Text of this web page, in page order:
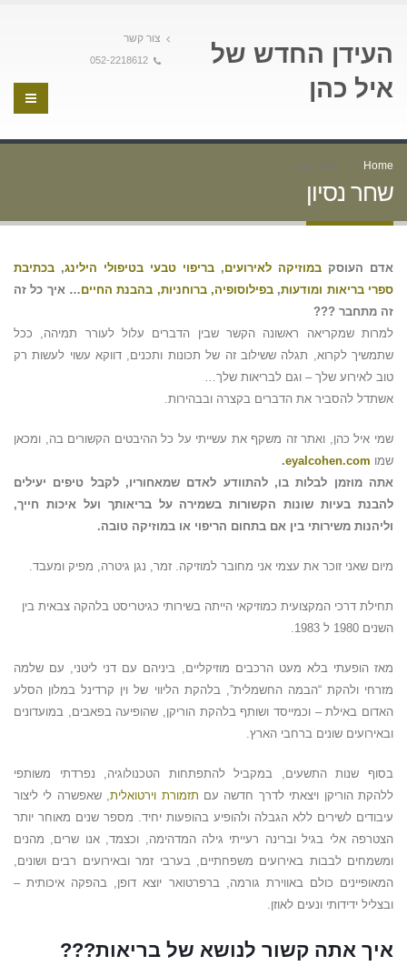
העידן החדש של
איל כהן
צור קשר
052-2218612
Home שחר נסיון
שחר נסיון
אדם העוסק במוזיקה לאירועים, בריפוי טבעי בטיפולי הילינג, בכתיבת
ספרי בריאות ומודעות, בפילוסופיה, ברוחניות, בהבנת החיים… איך כל זה
זה מתחבר ???
למרות שמקריאה ראשונה הקשר שבין הדברים עלול לעורר תמיהה, ככל
שתמשיך לקרוא, תגלה ששילוב זה של תכונות ותכנים, דווקא עשוי לעשות רק
טוב לאירוע שלך – וגם לבריאות שלך…
אשתדל להסביר את הדברים בקצרה ובבהירות.
שמי איל כהן, ואתר זה משקף את עשייתי על כל ההיבטים הקשורים בה, ומכאן
שמו eyalcohen.com
.
אתה מוזמן לבלות בו, להתוודע לאדם שמאחוריו, לקבל טיפים יעילים
להבנת בעיות שונות הקשורות בשמירה על בריאותך ועל איכות חייך,
וליהנות משירותי בין אם בתחום הריפוי או במוזיקה טובה.
מיום שאני זוכר את עצמי אני מחובר למוזיקה. זמר, נגן גיטרה, מפיק ומעבד.
תחילת דרכי המקצועית כמוזיקאי הייתה בשירותי כגיטריסט בלהקה צבאית בין
השנים 1980 ל 1983.
מאז הופעתי בלא מעט הרכבים מוזיקליים, ביניהם עם דני ליטני, עם שלמה
מזרחי ולהקת “הבמה החשמלית”, בלהקת הליווי של וין קרדינל במלון הסלע
האדום באילת – וכמייסד ושותף בלהקת הוריקן, שהופיעה בפאבים, במועדונים
ובאירועים שונים ברחבי הארץ.
בסוף שנות התשעים, במקביל להתפתחות הטכנולוגיה, נפרדתי משותפי
ללהקת הוריקן ויצאתי לדרך חדשה עם תזמורת וירטואלית, שאפשרה לי ליצור
עיבודים לשירים ללא הגבלה ולהופיע בהופעות יחיד. מספר שנים מאוחר יותר
הצטרפה אלי בגיל וברינה רעייתי גילה המדהימה, וכצמד, אנו שרים, מהנים
ומשמחים לבבות באירועים משפחתיים, בערבי זמר ובאירועים רבים ושונים,
המאופיינים כולם באווירת גורמה, ברפרטואר יוצא דופן, בהפקה איכותית –
ובצליל ידידותי ונעים לאוזן.
איך אתה קשור לנושא של בריאות???